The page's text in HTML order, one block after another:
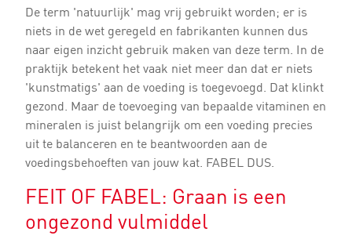
De term 'natuurlijk' mag vrij gebruikt worden; er is
niets in de wet geregeld en fabrikanten kunnen dus
naar eigen inzicht gebruik maken van deze term. In de
praktijk betekent het vaak niet meer dan dat er niets
'kunstmatigs' aan de voeding is toegevoegd. Dat klinkt
gezond. Maar de toevoeging van bepaalde vitaminen en
mineralen is juist belangrijk om een voeding precies
uit te balanceren en te beantwoorden aan de
voedingsbehoeften van jouw kat. FABEL DUS.
FEIT OF FABEL: Graan is een
ongezond vulmiddel